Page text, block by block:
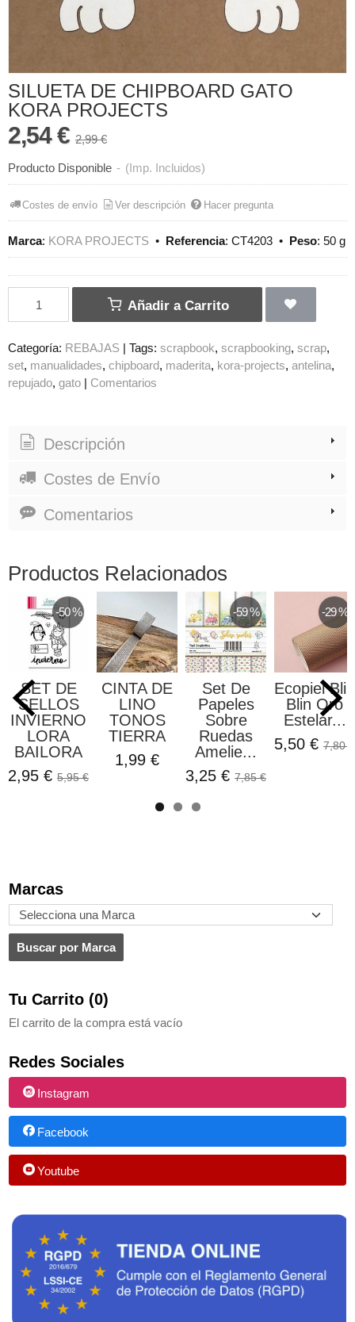
Marcas
Tu Carrito (0)
El carrito de la compra está vacío
Redes Sociales
Instagram
Facebook
Youtube
SILUETA DE CHIPBOARD GATO
KORA PROJECTS
2,54 € 2,99 €
Producto Disponible - (Imp. Incluidos)
Costes de envío Ver descripción Hacer pregunta
Marca: KORA PROJECTS • Referencia: CT4203 • Peso: 50 g
Añadir a Carrito
Categoría: REBAJAS Tags: scrapbook scrapbooking scrap
set manualidades chipboard maderita kora-projects antelina
repujado gato Comentarios
Descripción
Costes de Envío
Comentarios
Productos Relacionados
-50 %
SET DE
SELLOS
INVIERNO
LORA
BAILORA
2,95 € 5,95 €
CINTA DE
LINO
TONOS
TIERRA
1,99 €
-59 %
Set De
Papeles
Sobre
Ruedas
Amelie...
3,25 € 7,85 €
-29 %
Ecopiel Blin
Blin Oro
Estelar...
5,50 € 7,80 €